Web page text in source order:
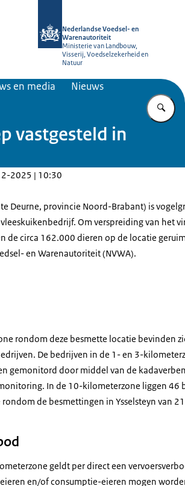
Nederlandse Voedsel- en
Warenautoriteit
Ministerie van Landbouw,
Visserij, Voedselzekerheid en
Natuur
en media Nieuws
vastgesteld in
2025 | 10:30
Deurne, provincie Noord-Brabant) is
Om verspreiding van het
de circa 162.000 dieren op de locatie
en Warenautoriteit (NVWA).
rondom deze besmette locatie bevinden
De bedrijven in de 1- en 3-
gemonitord door middel van de
In de 10-kilometerzone liggen 46
de besmettingen in Ysselsteyn van
geldt per direct een
en/of consumptie-eieren mogen